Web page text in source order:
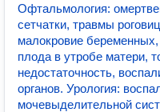
Офтальмология:
сетчатки, травмы
малокровие
плода в утробе матери,
недостаточность,
органов. Урология:
мочевыделительной